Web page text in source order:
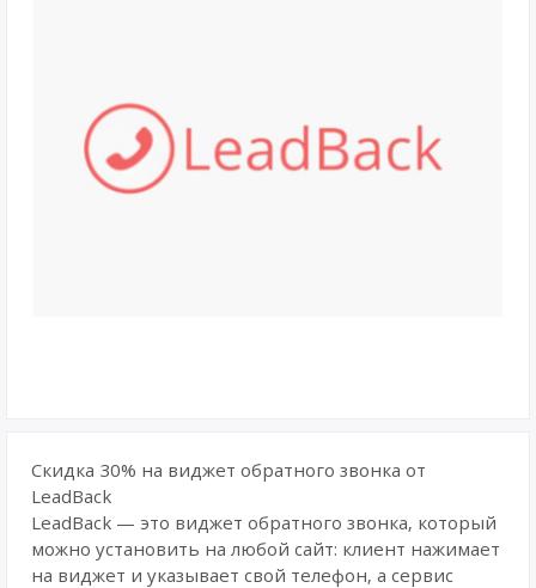
Скидка 30% на виджет обратного звонка от
LeadBack
LeadBack — это виджет обратного звонка, который
можно установить на любой сайт: клиент нажимает
на виджет и указывает свой телефон, а сервис